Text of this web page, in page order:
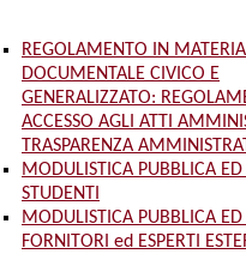
REGOLAMENTO IN
DOCUMENTALE CIVICO E
GENERALIZZATO:
ACCESSO AGLI ATTI
TRASPARENZA
MODULISTICA PUBBLICA
STUDENTI
MODULISTICA PUBBLICA
FORNITORI ed ESPERTI